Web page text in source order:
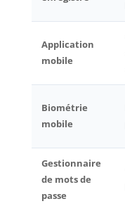
Application
mobile
Biométrie
mobile
Gestionnaire
de mots de
passe